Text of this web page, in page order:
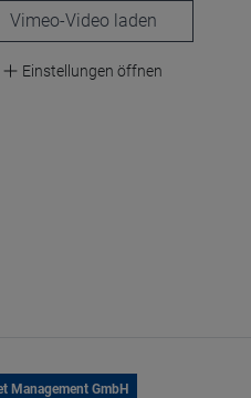
laden
Einstellungen öffnen
Management GmbH